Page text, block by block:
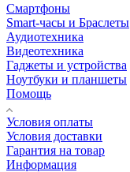
Смартфоны
Smart-часы и Браслеты
Аудиотехника
Видеотехника
Гаджеты и устройства
Ноутбуки и планшеты
Помощь
Условия оплаты
Условия доставки
Гарантия на товар
Информация